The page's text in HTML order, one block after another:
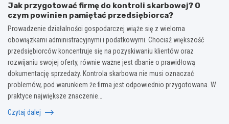
Jak przygotować firmę do kontroli skarbowej? O
czym powinien pamiętać przedsiębiorca?
Prowadzenie działalności gospodarczej wiąże się z wieloma
obowiązkami administracyjnymi i podatkowymi. Chociaż większość
przedsiębiorców koncentruje się na pozyskiwaniu klientów oraz
rozwijaniu swojej oferty, równie ważne jest dbanie o prawidłową
dokumentację sprzedaży. Kontrola skarbowa nie musi oznaczać
problemów, pod warunkiem że firma jest odpowiednio przygotowana. W
praktyce największe znaczenie…
Czytaj dalej